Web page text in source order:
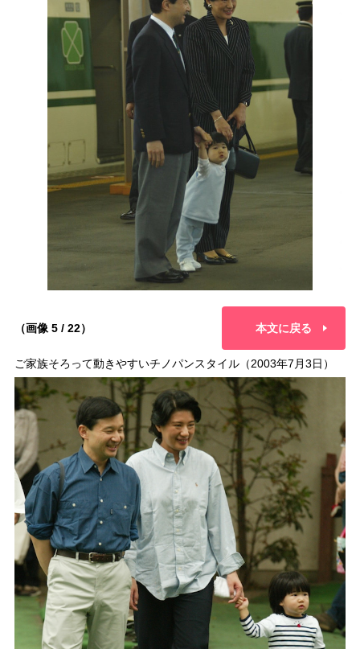
（画像 5 / 22） 本文に戻る
ご家族そろって動きやすいチノパンスタイル（2003年7月3日）